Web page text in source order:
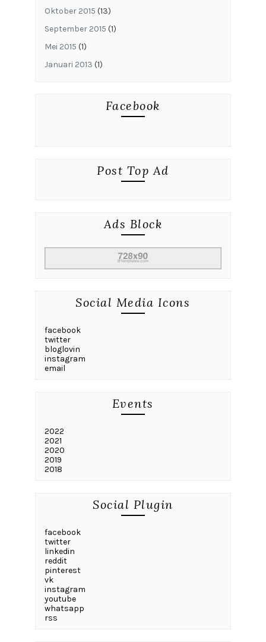
Oktober 2015 (13)
September 2015 (1)
Mei 2015 (1)
Januari 2013 (1)
Facebook
Post Top Ad
Ads Block
Social Media Icons
facebook
twitter
bloglovin
instagram
email
Events
2022
2021
2020
2019
2018
Social Plugin
facebook
twitter
linkedin
reddit
pinterest
vk
instagram
youtube
whatsapp
rss